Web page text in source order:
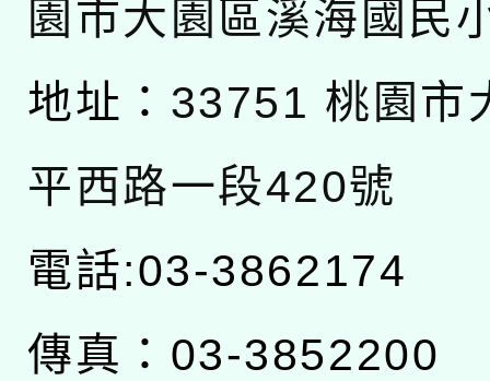
園市大園區溪海國民
地址： 33751 桃園市
平西路一段420號
電話:03-3862174
傳真：03-3852200